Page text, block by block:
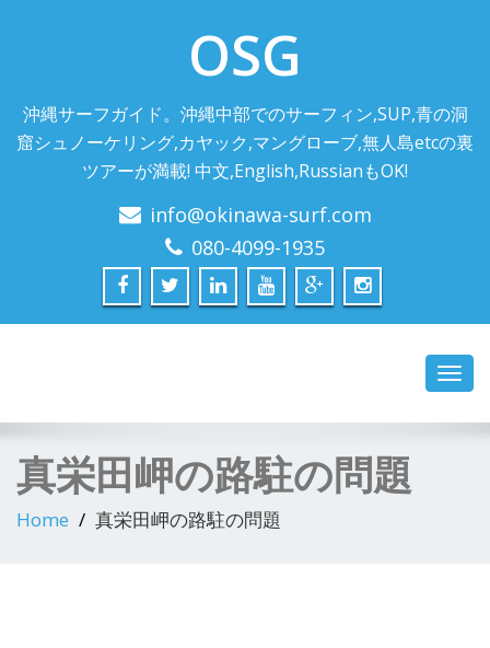
OSG
沖縄サーフガイド。沖縄中部でのサーフィン,SUP,青の洞
窟シュノーケリング,カヤック,マングローブ,無人島etcの裏
ツアーが満載! 中文,English,RussianもOK!
info@okinawa-surf.com
080-4099-1935
真栄田岬の路駐の問題
Home 真栄田岬の路駐の問題